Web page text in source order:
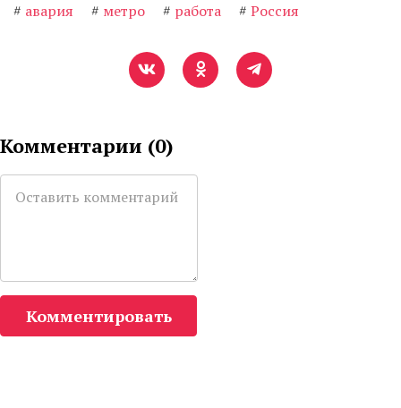
# авария # метро # работа # Россия
Комментарии (0)
Комментировать